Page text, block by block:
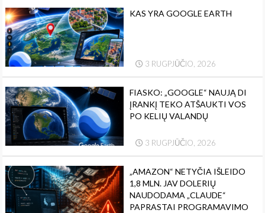
KAS YRA GOOGLE EARTH
3 RUGPJŪČIO, 2026
FIASKO: „GOOGLE“ NAUJĄ DI
ĮRANKĮ TEKO ATŠAUKTI VOS
PO KELIŲ VALANDŲ
3 RUGPJŪČIO, 2026
„AMAZON“ NETYČIA IŠLEIDO
1,8 MLN. JAV DOLERIŲ
NAUDODAMA „CLAUDE“
PAPRASTAI PROGRAMAVIMO